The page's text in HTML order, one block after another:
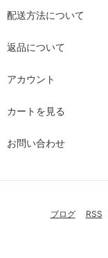
配送方法について
返品について
アカウント
カートを見る
お問い合わせ
ブログ RSS